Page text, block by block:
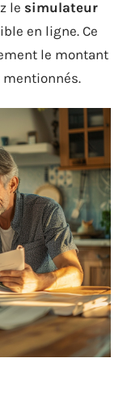
le simulateur
en ligne. Ce
le montant
mentionnés.